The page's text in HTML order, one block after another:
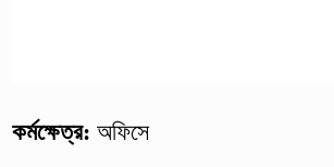
কর্মক্ষেত্র: অফিসে